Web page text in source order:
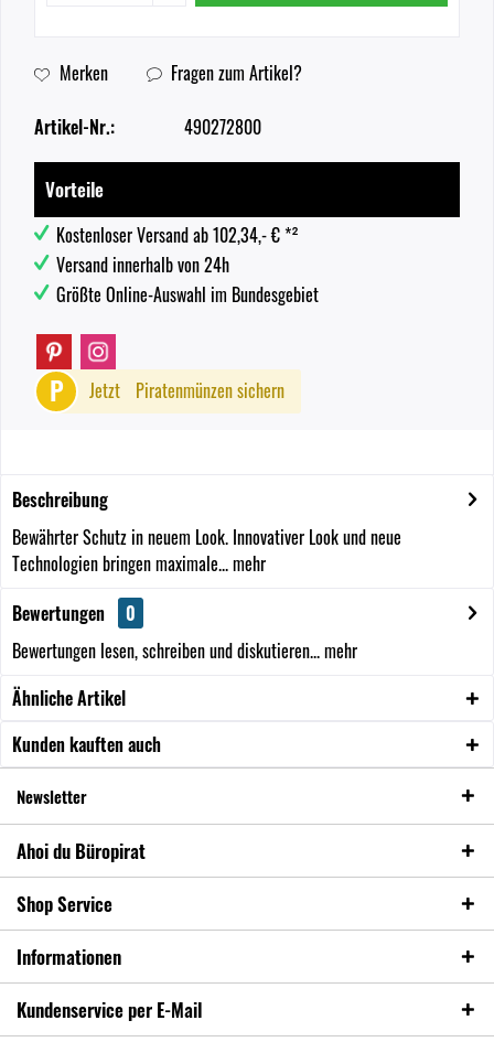
Merken Fragen zum Artikel?
Artikel-Nr.: 490272800
Vorteile
Kostenloser Versand ab 102,34,- € *²
Versand innerhalb von 24h
Größte Online-Auswahl im Bundesgebiet
P Jetzt Piratenmünzen sichern
Beschreibung
Bewährter Schutz in neuem Look. Innovativer Look und neue
Technologien bringen maximale...mehr
Bewertungen
0
Bewertungen lesen, schreiben und diskutieren...mehr
Ähnliche Artikel
Kunden kauften auch
Newsletter
Ahoi du Büropirat
Shop Service
Informationen
Kundenservice per E-Mail